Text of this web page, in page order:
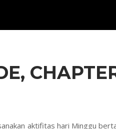
aktifitas hari Minggu